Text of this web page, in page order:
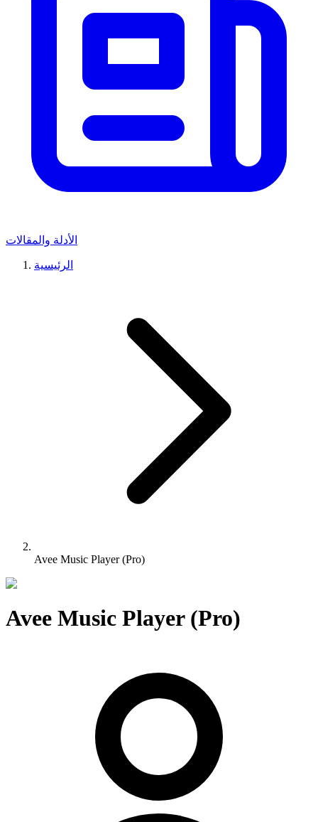
الأدلة والمقالات
الرئيسية
Avee Music Player (Pro)
Avee Music Player (Pro)